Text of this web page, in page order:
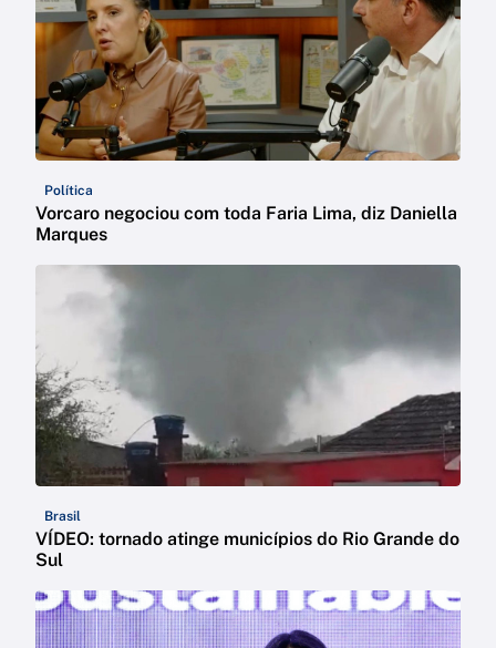
Política
Vorcaro negociou com toda Faria Lima, diz Daniella
Marques
Brasil
VÍDEO: tornado atinge municípios do Rio Grande do
Sul